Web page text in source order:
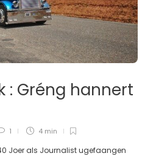
: Gréng hannert
1 4 min
Joer als Journalist ugefaangen